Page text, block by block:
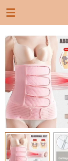
Ga
direct
naar
de
hoofdinhoud